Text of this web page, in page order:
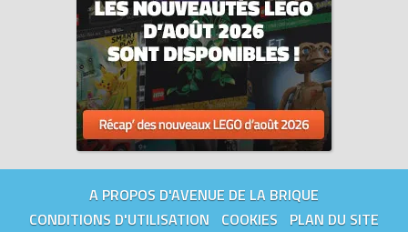
Tous les prix duLEGO Gabby's Dollhouse 11214 Les montagnes
russes et le goûter des fées (Fairy Roller Coaster and Tea
sur Avenue de la brique, comparateur de prix 100% LEGO.
Code EAN du LEGO Gabby's Dollhouse 11214 : 5702018063521.
A PROPOS D'AVENUE DE LA BRIQUE
CONDITIONS D'UTILISATION
COOKIES
PLAN DU SITE